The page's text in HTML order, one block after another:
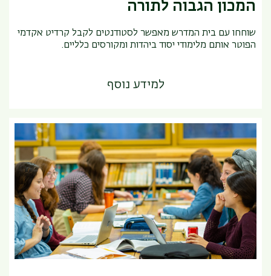
המכון הגבוה לתורה
שוחחו עם בית המדרש מאפשר לסטודנטים לקבל קרדיט אקדמי
הפוטר אותם מלימודי יסוד ביהדות ומקורסים כלליים.
למידע נוסף